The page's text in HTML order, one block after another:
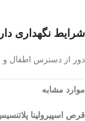
شرایط نگهداری
دور از دسترس اطفال و
موارد مشابه
قرص اسپیرولینا